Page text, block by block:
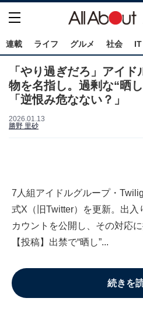
連載 ライフ グルメ 社会
「やり過ぎだろ」アイ
物を名指し。過剰な“晒
「逆恨み危なない？」
2026.01.13
勝野 里砂
7人組アイドルグループ・
式X（旧Twitter）を更新。出入
カウントを公開し、その対応
【投稿】出禁で“晒し”...
続きを